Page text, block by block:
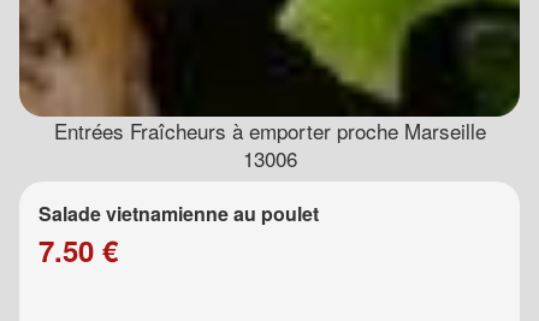
Entrées Fraîcheurs à emporter proche Marseille
13006
Salade vietnamienne au poulet
7.50 €